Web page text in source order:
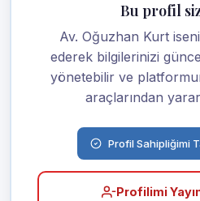
Bu profil
Av. Oğuzhan Kurt
ederek bilgilerinizi
yönetebilir ve
araçlarından
Profil Sahipliğimi
Profilimi